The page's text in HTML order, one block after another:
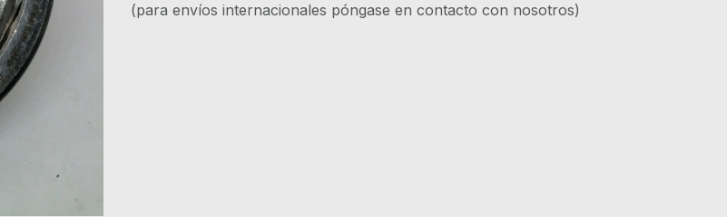
(para envíos internacionales póngase en contacto con nosotros)